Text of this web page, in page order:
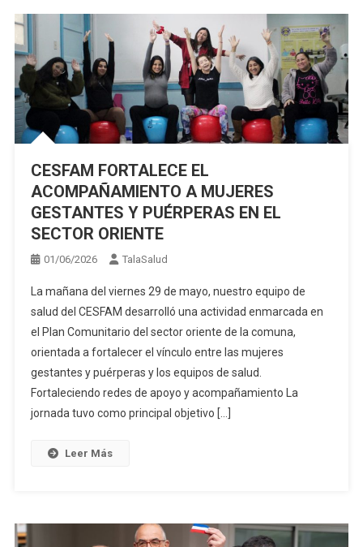
CESFAM FORTALECE EL
ACOMPAÑAMIENTO A MUJERES
GESTANTES Y PUÉRPERAS EN EL
SECTOR ORIENTE
01/06/2026 TalaSalud
La mañana del viernes 29 de mayo, nuestro equipo de
salud del CESFAM desarrolló una actividad enmarcada en
el Plan Comunitario del sector oriente de la comuna,
orientada a fortalecer el vínculo entre las mujeres
gestantes y puérperas y los equipos de salud.
Fortaleciendo redes de apoyo y acompañamiento La
jornada tuvo como principal objetivo […]
Leer Más